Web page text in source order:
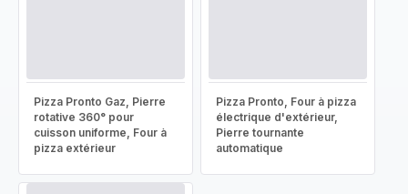
Pizza Pronto Gaz, Pierre
rotative 360° pour
cuisson uniforme, Four à
pizza extérieur
Pizza Pronto, Four à pizza
électrique d'extérieur,
Pierre tournante
automatique